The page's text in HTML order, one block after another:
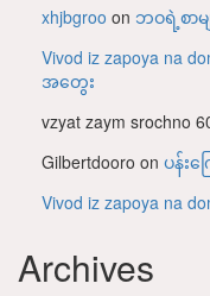
xhjbgroo on ဘဝရဲ့စာမ
Vivod iz zapoya na
အတွေး
vzyat zaym srochno
Gilbertdooro on ပန်း
Vivod iz zapoya na
Archives